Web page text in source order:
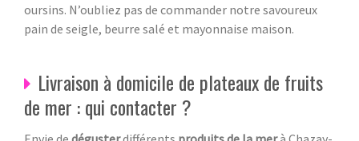
oursins. N’oubliez pas de commander notre savoureux
pain de seigle, beurre salé et mayonnaise maison.
Livraison à domicile de plateaux de fruits
de mer : qui contacter ?